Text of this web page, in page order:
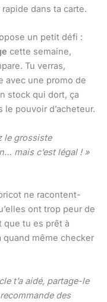
dans ta carte.
un petit défi :
cette semaine,
Tu verras,
avec une promo de
stock qui dort, ça
le pouvoir d’acheteur.
le grossiste
mais c’est légal ! »
ne racontent-
ont trop peur de
que tu es prêt à
quand même checker
t’a aidé, partage-le
des